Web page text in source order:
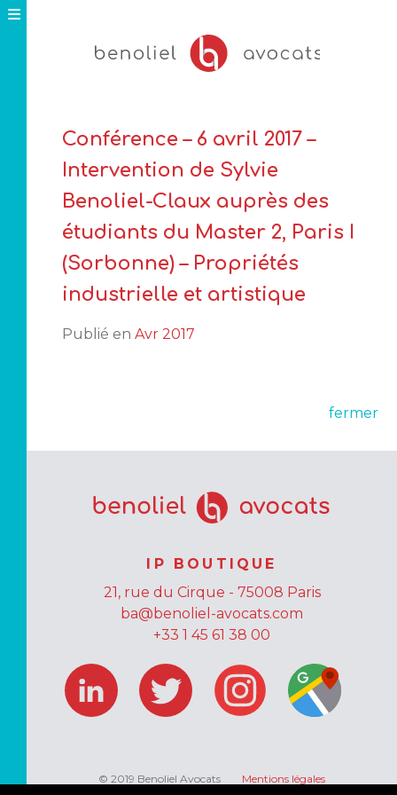
Conférence – 6 avril 2017 –
Intervention de Sylvie
Benoliel-Claux auprès des
étudiants du Master 2, Paris I
(Sorbonne) – Propriétés
industrielle et artistique
Publié en Avr 2017
fermer
IP BOUTIQUE
21, rue du Cirque - 75008 Paris
ba@benoliel-avocats.com
+33 1 45 61 38 00
© 2019 Benoliel Avocats
Mentions légales